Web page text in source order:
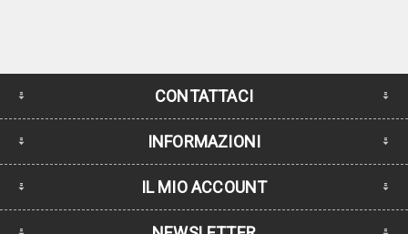
CONTATTACI
INFORMAZIONI
IL MIO ACCOUNT